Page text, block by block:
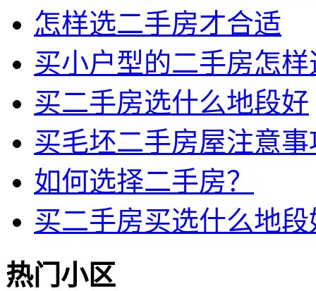
怎样选二手房才合适
买小户型的二手房怎样
买二手房选什么地段好
买毛坯二手房屋注意事
如何选择二手房？
买二手房买选什么地段
热门小区